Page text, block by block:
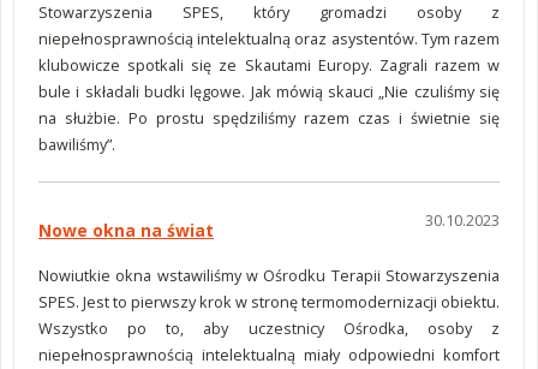
Stowarzyszenia SPES, który gromadzi osoby z
niepełnosprawnością intelektualną oraz asystentów. Tym razem
klubowicze spotkali się ze Skautami Europy. Zagrali razem w
bule i składali budki lęgowe. Jak mówią skauci „Nie czuliśmy się
na służbie. Po prostu spędziliśmy razem czas i świetnie się
bawiliśmy”.
30.10.2023
Nowe okna na świat
Nowiutkie okna wstawiliśmy w Ośrodku Terapii Stowarzyszenia
SPES. Jest to pierwszy krok w stronę termomodernizacji obiektu.
Wszystko po to, aby uczestnicy Ośrodka, osoby z
niepełnosprawnością intelektualną miały odpowiedni komfort